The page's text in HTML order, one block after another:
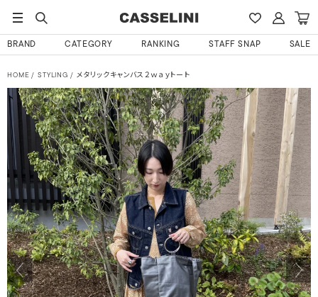
BRAND CATEGORY RANKING STAFF SNAP SALE
HOME STYLING メタリックキャンバス２ｗａｙトート